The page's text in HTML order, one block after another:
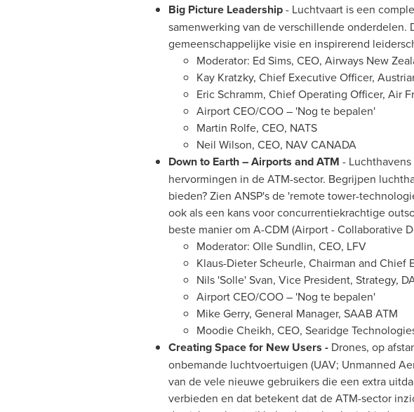
Big Picture Leadership- Luchtvaart is een
samenwerking van de verschillende
gemeenschappelijke visie en inspirerend
Moderator: Ed Sims, CEO, Airways New
Kay Kratzky, Chief Executive Officer,
Eric Schramm, Chief Operating Officer, Air
Airport CEO/COO – 'Nog te bepalen'
Martin Rolfe, CEO, NATS
Neil Wilson, CEO, NAV CANADA
Down to Earth – Airports and ATM -
hervormingen in de ATM-sector. Begrijpen
bieden? Zien ANSP's de 'remote tower-
ook als een kans voor concurrentiekrachtige
beste manier om A-CDM (Airport - Collaborative
Moderator: Olle Sundlin, CEO, LFV
Klaus-Dieter Scheurle, Chairman and Chief
Nils 'Solle' Svan, Vice President, Strategy,
Airport CEO/COO – 'Nog te bepalen'
Mike Gerry, General Manager, SAAB ATM
Moodie Cheikh, CEO, Searidge
Creating Space for New Users - Drones, op
onbemande luchtvoertuigen (UAV; Unmanned
van de vele nieuwe gebruikers die een extra
verbieden en dat betekent dat de ATM-sector